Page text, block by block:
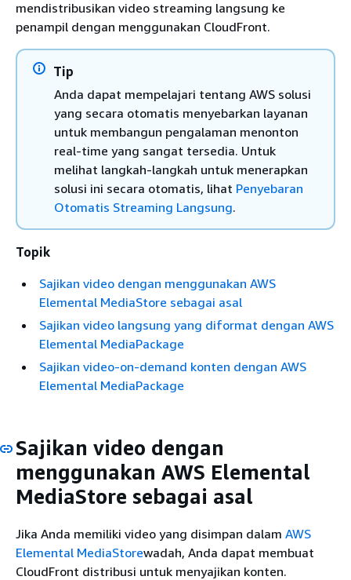
mendistribusikan video streaming langsung ke
penampil dengan menggunakan CloudFront.
Tip
Anda dapat mempelajari tentang AWS solusi
yang secara otomatis menyebarkan layanan
untuk membangun pengalaman menonton
real-time yang sangat tersedia. Untuk
melihat langkah-langkah untuk menerapkan
solusi ini secara otomatis, lihat Penyebaran
Otomatis Streaming Langsung.
Topik
Sajikan video dengan menggunakan AWS
Elemental MediaStore sebagai asal
Sajikan video langsung yang diformat dengan AWS
Elemental MediaPackage
Sajikan video-on-demand konten dengan AWS
Elemental MediaPackage
Sajikan video dengan
menggunakan AWS Elemental
MediaStore sebagai asal
Jika Anda memiliki video yang disimpan dalam AWS
Elemental MediaStorewadah, Anda dapat membuat
CloudFront distribusi untuk menyajikan konten.